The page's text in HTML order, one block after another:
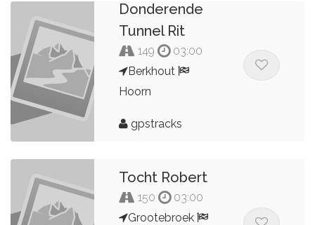
Donderende
Tunnel Rit
149
03:00
Berkhout
Hoorn
gpstracks
Tocht Robert
150
03:00
Grootebroek